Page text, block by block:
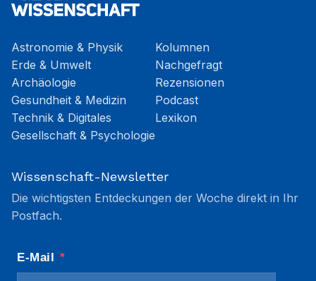
Astronomie & Physik
Erde & Umwelt
Archäologie
Gesundheit & Medizin
Technik & Digitales
Gesellschaft & Psychologie
Kolumnen
Nachgefragt
Rezensionen
Podcast
Lexikon
Wissenschaft-Newsletter
Die wichtigsten Entdeckungen der Woche direkt in Ihr
Postfach.